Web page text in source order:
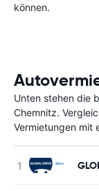
können.
Unten stehen die
Chemnitz.
Vermietungen mit